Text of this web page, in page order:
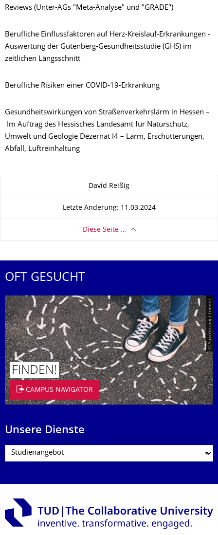
Reviews (Unter-AGs "Meta-Analyse" und "GRADE")
Berufliche Einflussfaktoren auf Herz-Kreislauf-Erkrankungen -
Auswertung der Gutenberg-Gesundheitsstudie (GHS) im
zeitlichen Längsschnitt
Berufliche Risiken einer COVID-19-Erkrankung
Gesundheitswirkungen von Straßenverkehrslärm in Hessen –
Im Auftrag des Hessisches Landesamt für Naturschutz,
Umwelt und Geologie Dezernat I4 – Lärm, Erschütterungen,
Abfall, Luftreinhaltung
David Reißig
Letzte Änderung: 11.03.2024
Diese Seite …
OFT GESUCHT
© Smarterpix / tomert
FINDEN!
CAMPUS NAVIGATOR
Unsere Dienste